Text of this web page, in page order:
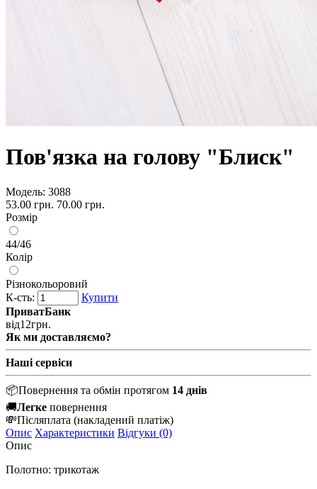
Пов'язка на голову "Блиск"
Модель: 3088
53.00 грн. 70.00 грн.
Розмір
44/46
Колір
Різнокольоровий
К-сть:
Купити
ПриватБанк
від12грн.
Як ми доставляємо?
Наші сервіси
📦Повернення та обмін протягом 14 днів
🚚Легке повернення
💸Післяплата (накладений платіж)
Опис Характеристики Відгуки (0)
Опис
Полотно: трикотаж